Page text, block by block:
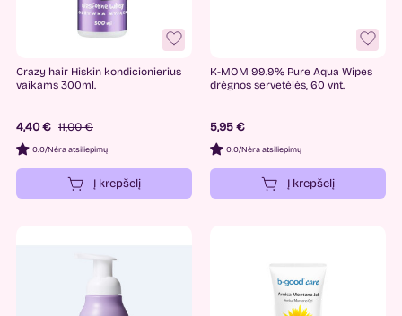
Crazy hair Hiskin kondicionierius
vaikams 300ml.
4,40 € 11,00 €
0.0/Nėra atsiliepimų
Į krepšelį
K-MOM 99.9% Pure Aqua Wipes
drėgnos servetėlės, 60 vnt.
5,95 €
0.0/Nėra atsiliepimų
Į krepšelį